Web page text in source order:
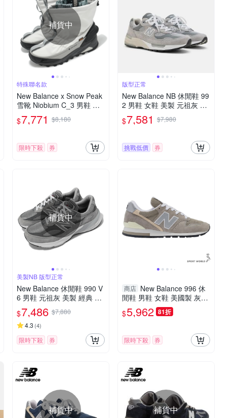
補貨中
特殊聯名款
New Balance x Snow Peak
雪靴 Niobium C_3 男鞋 白
黑 TDS 聯名 防水透氣 NB
MSNB3SP-D
$7,771 $8,180
限時下殺 券
版型正常
New Balance NB 休閒鞋 99
2 男鞋 女鞋 美製 元祖灰 緩
震 復古 U992GY-D
$7,581 $7,980
挑戰低價 券
補貨中
美製NB 版型正常
New Balance 休閒鞋 990 V
6 男鞋 元祖灰 美製 經典 復
古 麂皮 NB M990GL6-D
$7,486 $7,880
4.3 (4)
限時下殺 券
商店 New Balance 996 休
閒鞋 男鞋 女鞋 美國製 灰
【運動世界】U996GR-D
$5,962 81折
限時下殺 券
補貨中 補貨中